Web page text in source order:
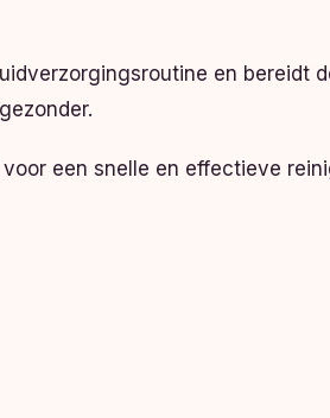
en bereidt
een snelle en effectieve